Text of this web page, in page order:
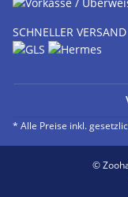
SCHNELLER VERSAND
* Alle Preise inkl.
©